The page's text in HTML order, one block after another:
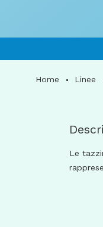
Home Linee
Le